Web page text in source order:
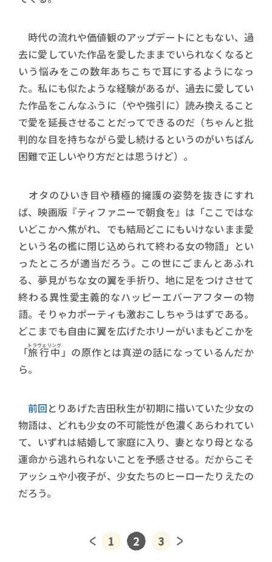
時代の流れや価値観のアップデートにともない、過
去に愛していた作品を愛したままでいられなくなると
いう悩みをこの数年あちこちで耳にするようになっ
た。私にも似たような経験があるが、過去に愛してい
た作品をこんなふうに（やや強引に）読み換えること
で愛を延長させることだってできるのだ（ちゃんと批
判的な目を持ちながら愛し続けるというのがいちばん
困難で正しいやり方だとは思うけど）。
オタのひいき目や積極的擁護の姿勢を抜きにすれ
ば、映画版『ティファニーで朝食を』は「ここではな
いどこかへ焦がれ、でも結局どこにもいけないまま愛
という名の檻に閉じ込められて終わる女の物語」とい
ったところが適当だろう。この世にごまんとあふれ
る、夢見がちな女の翼を手折り、地に足をつけさせて
終わる異性愛主義的なハッピーエバーアフターの物
語。そりゃカポーティも激おこしちゃうはずである。
どこまでも自由に翼を広げたホリーがいまもどこかを
「旅行中
トラヴェリング」の原作とは真逆の話になっているんだか
ら。
前回とりあげた吉田秋生が初期に描いていた少女の
物語は、どれも少女の不可能性が色濃くあらわれてい
て、いずれは結婚して家庭に入り、妻となり母となる
運命から逃れられないことを予感させる。だからこそ
アッシュや小夜子が、少女たちのヒーローたりえたの
だろう。
1 2 3